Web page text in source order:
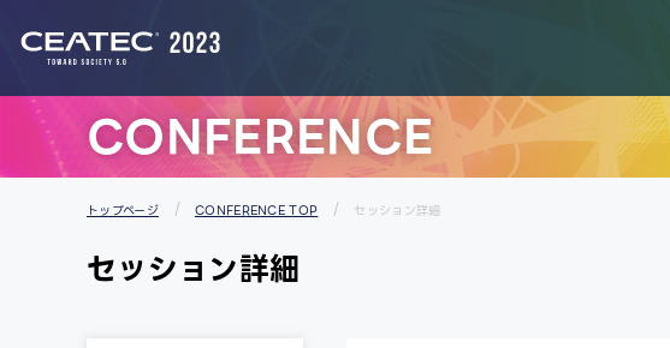
CONFERENCE
トップページ CONFERENCE TOP セッション詳細
セッション詳細